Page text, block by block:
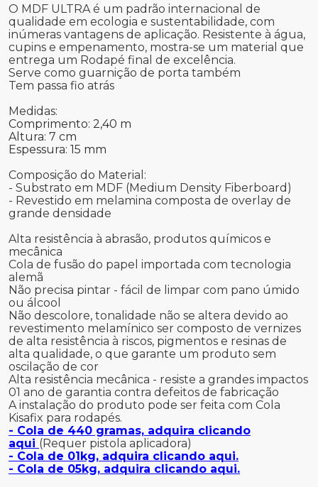
O MDF ULTRA é um padrão internacional de
qualidade em ecologia e sustentabilidade, com
inúmeras vantagens de aplicação. Resistente à água,
cupins e empenamento, mostra-se um material que
entrega um Rodapé final de excelência.
Serve como guarnição de porta também
Tem passa fio atrás
Medidas:
Comprimento: 2,40 m
Altura: 7 cm
Espessura: 15 mm
Composição do Material:
- Substrato em MDF (Medium Density Fiberboard)
- Revestido em melamina composta de overlay de
grande densidade
Alta resistência à abrasão, produtos químicos e
mecânica
Cola de fusão do papel importada com tecnologia
alemã
Não precisa pintar - fácil de limpar com pano úmido
ou álcool
Não descolore, tonalidade não se altera devido ao
revestimento melamínico ser composto de vernizes
de alta resistência à riscos, pigmentos e resinas de
alta qualidade, o que garante um produto sem
oscilação de cor
Alta resistência mecânica - resiste a grandes impactos
01 ano de garantia contra defeitos de fabricação
A instalação do produto pode ser feita com Cola
Kisafix para rodapés.
- Cola de 440 gramas, adquira clicando
aqui (Requer pistola aplicadora)
- Cola de 01kg, adquira clicando aqui.
- Cola de 05kg, adquira clicando aqui.